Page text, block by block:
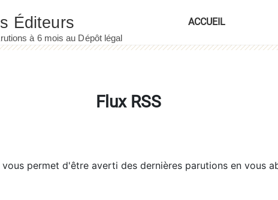
ACCUEIL
Flux RSS
vous permet d'être averti des dernières parutions en vous